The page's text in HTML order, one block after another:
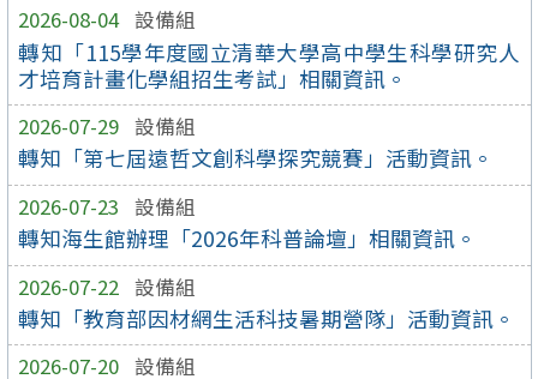
2026-08-04 設備組
轉知「115學年度國立清華大學高中學生科學研究人
才培育計畫化學組招生考試」相關資訊。
2026-07-29 設備組
轉知「第七屆遠哲文創科學探究競賽」活動資訊。
2026-07-23 設備組
轉知海生館辦理「2026年科普論壇」相關資訊。
2026-07-22 設備組
轉知「教育部因材網生活科技暑期營隊」活動資訊。
2026-07-20 設備組